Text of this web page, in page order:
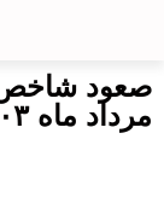
صعود شاخص
مرداد ماه ۱۴۰۳